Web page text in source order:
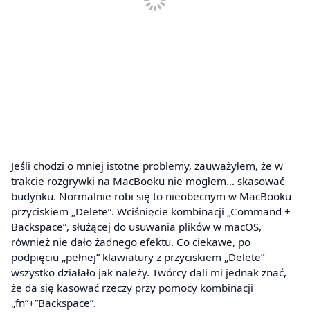
Jeśli chodzi o mniej istotne problemy, zauważyłem, że w
trakcie rozgrywki na MacBooku nie mogłem… skasować
budynku. Normalnie robi się to nieobecnym w MacBooku
przyciskiem „Delete”. Wciśnięcie kombinacji „Command +
Backspace”, służącej do usuwania plików w macOS,
również nie dało żadnego efektu. Co ciekawe, po
podpięciu „pełnej” klawiatury z przyciskiem „Delete”
wszystko działało jak należy. Twórcy dali mi jednak znać,
że da się kasować rzeczy przy pomocy kombinacji
„fn”+”Backspace”.